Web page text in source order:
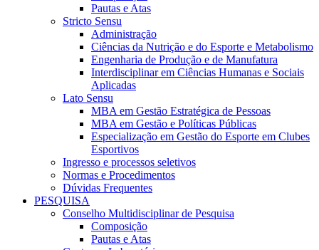
Pautas e Atas
Stricto Sensu
Administração
Ciências da Nutrição e do Esporte e Metabolismo
Engenharia de Produção e de Manufatura
Interdisciplinar em Ciências Humanas e Sociais
Aplicadas
Lato Sensu
MBA em Gestão Estratégica de Pessoas
MBA em Gestão e Políticas Públicas
Especialização em Gestão do Esporte em Clubes
Esportivos
Ingresso e processos seletivos
Normas e Procedimentos
Dúvidas Frequentes
PESQUISA
Conselho Multidisciplinar de Pesquisa
Composição
Pautas e Atas